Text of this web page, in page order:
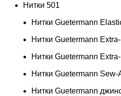
Нитки 501
Нитки Guetermann
Нитки Guetermann
Нитки Guetermann
Нитки Guetermann Sew-
Нитки Guetermann